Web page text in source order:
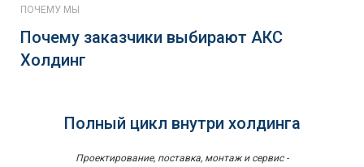
ПОЧЕМУ МЫ
Почему заказчики выбирают АКС
Холдинг
Полный цикл внутри холдинга
Проектирование, поставка, монтаж и сервис -